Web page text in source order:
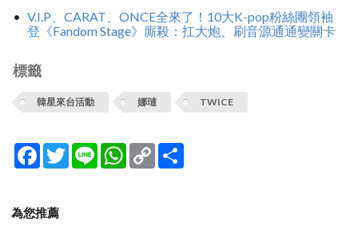
V.I.P、CARAT、ONCE全來了！10大K-pop粉絲團領袖
登《Fandom Stage》廝殺：扛大炮、刷音源通通變關卡
標籤
韓星來台活動 娜璉 TWICE
Facebook
TwitterLine WhatsApp
Copy
Link
為您推薦